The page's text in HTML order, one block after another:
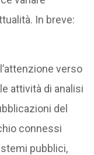
In breve:
verso
attività di analisi
del
connessi
pubblici,